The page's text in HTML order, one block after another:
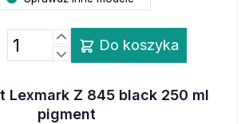
Do koszyka
Lexmark Z 845 black 250 ml
pigment